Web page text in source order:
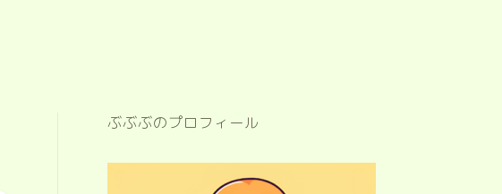
ぶぶぶのプロフィール